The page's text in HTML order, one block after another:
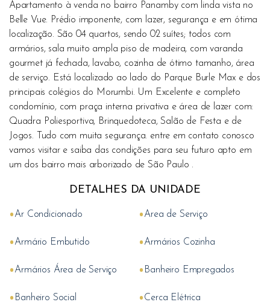
Apartamento à venda no bairro Panamby com linda vista no
Belle Vue. Prédio imponente, com lazer, segurança e em ótima
localização. São 04 quartos, sendo 02 suítes; todos com
armários, sala muito ampla piso de madeira, com varanda
gourmet já fechada, lavabo, cozinha de ótimo tamanho, área
de serviço. Está localizado ao lado do Parque Burle Max e dos
principais colégios do Morumbi. Um Excelente e completo
condomínio, com praça interna privativa e área de lazer com:
Quadra Poliesportiva, Brinquedoteca, Salão de Festa e de
Jogos. Tudo com muita segurança. entre em contato conosco
vamos visitar e saiba das condições para seu futuro apto em
um dos bairro mais arborizado de São Paulo .
DETALHES DA UNIDADE
•Ar Condicionado •Area de Serviço
•Armário Embutido •Armários Cozinha
•Armários Área de Serviço • Banheiro Empregados
• Banheiro Social •Cerca Elétrica